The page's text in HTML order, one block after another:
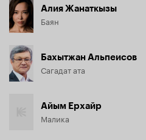
Алия Жанаткызы
Баян
Бахытжан Альпеисов
Сагадат ата
Айым Ерхайр
Малика